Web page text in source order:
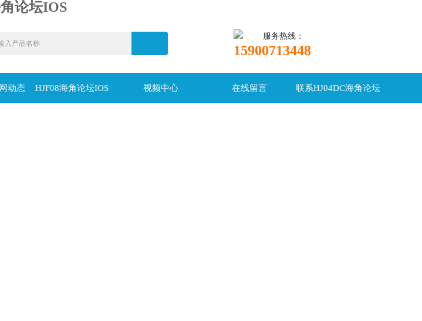
论坛IOS
服务热线：
15900713448
动态 HJF08海角论坛IOS 视频中心 在线留言 联系HJ04DC海角论坛